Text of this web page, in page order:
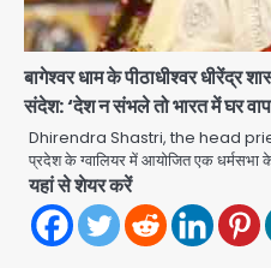
बागेश्वर धाम के पीठाधीश्वर धीरेंद्र
संदेश: ‘देश न संभले तो भारत में घर
Dhirendra Shastri, the head
प्रदेश के ग्वालियर में आयोजित एक धर्मसभा के
यहां से शेयर करें
4
डबल मर्डर
के हत्थे
Team JHJ
रोहित
से गिरफ्तार